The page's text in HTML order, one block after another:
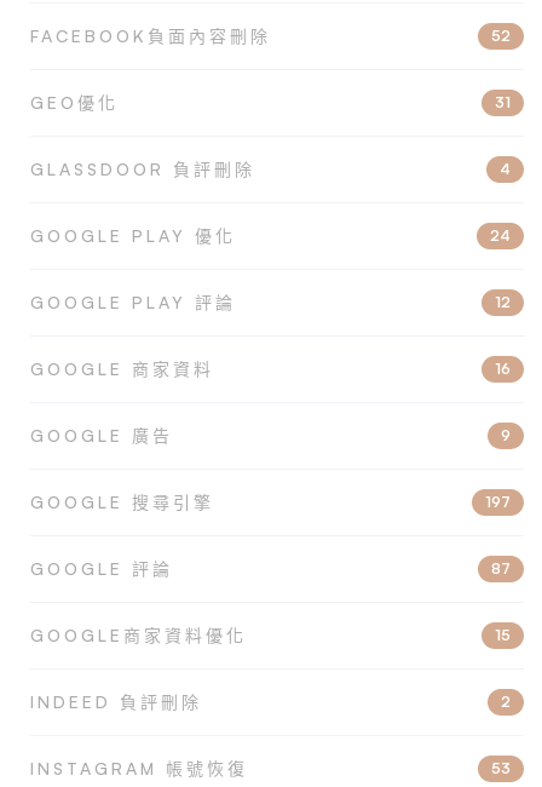
FACEBOOK負面內容刪除 52
GEO優化 31
GLASSDOOR 負評刪除 4
GOOGLE PLAY 優化 24
GOOGLE PLAY 評論 12
GOOGLE 商家資料 16
GOOGLE 廣告 9
GOOGLE 搜尋引擎 197
GOOGLE 評論 87
GOOGLE商家資料優化 15
INDEED 負評刪除 2
INSTAGRAM 帳號恢復 53